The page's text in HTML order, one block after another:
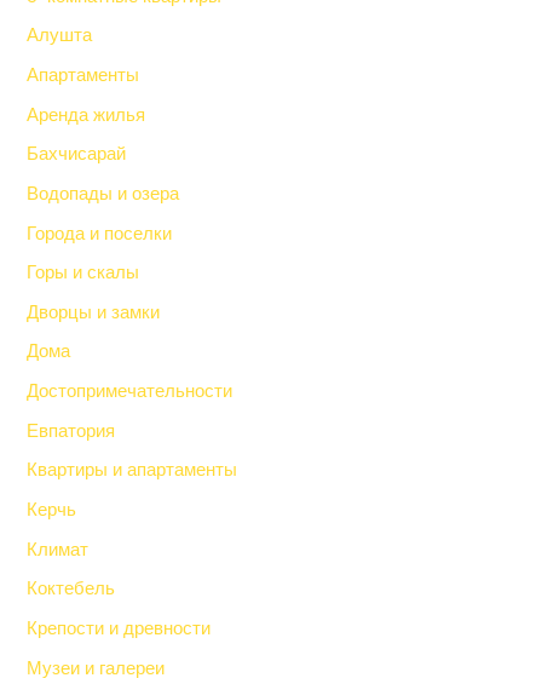
Алушта
Апартаменты
Аренда жилья
Бахчисарай
Водопады и озера
Города и поселки
Горы и скалы
Дворцы и замки
Дома
Достопримечательности
Евпатория
Квартиры и апартаменты
Керчь
Климат
Коктебель
Крепости и древности
Музеи и галереи